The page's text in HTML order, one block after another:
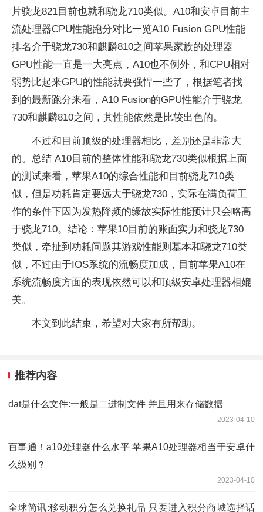
片骁龙821目前也就和骁龙710类似。A10和安卓目前主
流处理器CPU性能跑分对比一览A10 Fusion GPU性能
排名介于骁龙730和麒麟810之间苹果家族的处理器
GPU性能一直是一大亮点，A10也不例外，和CPU相对
弱势比起来GPU的性能就要强悍一些了，根据笔者找
到的最新跑分来看，A10 Fusion的GPU性能介于骁龙
730和麒麟810之间，其性能依然是比较出色的。
不过和目前顶级的处理器相比，差别还是非常大
的。总结 A10目前的整体性能和骁龙730类似根据上面
的测试来看，苹果A10的综合性能和目前骁龙710类
似，但是功耗肯定要远大于骁龙730，实际在满负荷工
作的条件下因为发热降频的缘故实际性能预计只会略高
于骁龙710。结论：苹果10目前的账面实力和骁龙730
类似，牵扯到功耗问题其游戏性能则基本和骁龙710类
似，不过由于IOS系统的流畅度加成，目前苹果A10在
系统流畅度方面的表现依然可以和顶级安卓处理器相媲
美。
本文到此结束，希望对大家有所帮助。
推荐内容
dat是什么文件:一般是二进制文件 并且用来存储数据
2023-04-10
百事通！a10处理器什么水平 苹果A10处理器相当于安卓什
么级别？
2023-04-10
全球简讯:移动积分怎么兑换礼品 只要进入积分商城选择话